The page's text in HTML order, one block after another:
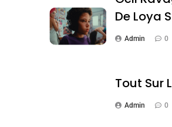
De Loya
Admin 0
Tout Sur
Admin 0
«Tu